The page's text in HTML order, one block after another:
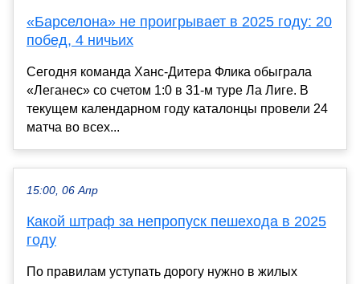
«Барселона» не проигрывает в 2025 году: 20
побед, 4 ничьих
Сегодня команда Ханс-Дитера Флика обыграла
«Леганес» со счетом 1:0 в 31-м туре Ла Лиге. В
текущем календарном году каталонцы провели 24
матча во всех...
15:00, 06 Апр
Какой штраф за непропуск пешехода в 2025
году
По правилам уступать дорогу нужно в жилых